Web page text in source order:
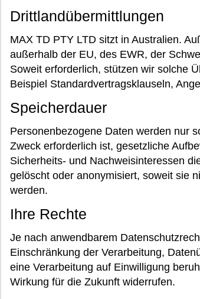
Drittlandübermittlungen
MAX TD PTY LTD sitzt in Australien.
außerhalb der EU, des EWR, der
Soweit erforderlich, stützen wir solche
Beispiel Standardvertragsklauseln,
Speicherdauer
Personenbezogene Daten werden nur
Zweck erforderlich ist, gesetzliche
Sicherheits- und Nachweisinteressen
gelöscht oder anonymisiert, soweit sie
werden.
Ihre Rechte
Je nach anwendbarem
Einschränkung der Verarbeitung,
eine Verarbeitung auf Einwilligung
Wirkung für die Zukunft widerrufen.